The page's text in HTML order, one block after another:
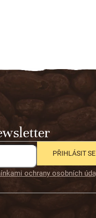
ochrany osobních
PŘIHLÁSIT SE